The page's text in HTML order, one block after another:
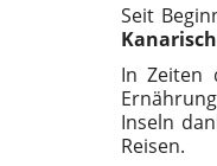
Seit
In Zeiten
Inseln
Reisen.